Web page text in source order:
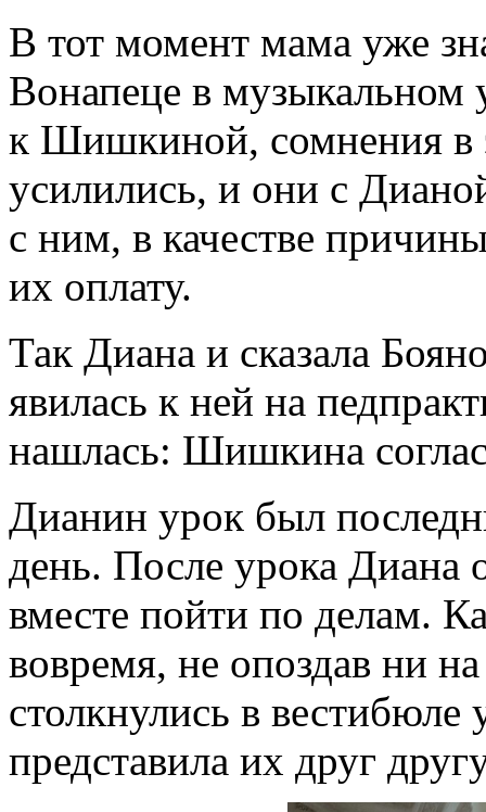
В тот момент мама уже
Вонапеце в
к Шишкиной, сомнения в
усилились, и они с
с ним, в качестве
их оплату.
Так Диана и сказала
явилась к ней на
нашлась: Шишкина
Дианин урок был
день. После урока Диана
вместе пойти по делам.
вовремя, не опоздав ни
столкнулись в
представила их друг